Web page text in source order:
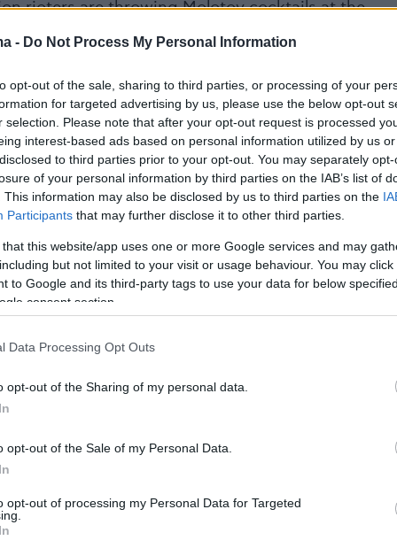
- Do Not Process My Personal Information
opt-out of the sale, sharing to third parties, or processing of your
for targeted advertising by us, please use the below opt-out
selection. Please note that after your opt-out request is processed
interest-based ads based on personal information utilized by us
to third parties prior to your opt-out. You may separately
of your personal information by third parties on the IAB’s list of
This information may also be disclosed by us to third parties on the
Participants that may further disclose it to other third parties.
that this website/app uses one or more Google services and may
but not limited to your visit or usage behaviour. You may
to Google and its third-party tags to use your data for below
consent section.
Data Processing Opt Outs
opt-out of the Sharing of my personal data.
opt-out of the Sale of my Personal Data.
opt-out of processing my Personal Data for Targeted
rioters are throwing Molotov cocktails at the
24 (@visegrad24) June 10, 2026
αντικείμενα, τούβλα και γυάλινες
των δυνάμεων της τάξης και έβαλαν
έναν κάδο σκουπιδιών, ανακοίνωσε η
Μπέλφαστ δεν σημειώθηκαν
χθες, οπότε είχαν σημειωθεί ταραχές
οποίες ξέσπασαν μετά την επίθεση με